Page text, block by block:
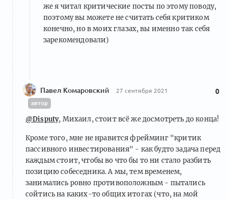
же я читал критические посты по этому поводу,
поэтому вы можете не считать себя критиком
конечно, но в моих глазах, вы именно так себя
зарекомендовали)
Павел Комаровский 27 сентября 2021
автор
0
@Disputy, Михаил, стоит всё же досмотреть до конца!
Кроме того, мне не нравится фрейминг "критик
пассивного инвестирования" - как будто задача перед
каждым стоит, чтобы во что бы то ни стало разбить
позицию собеседника. А мы, тем временем,
занимались ровно противоположным - пытались
сойтись на каких-то общих итогах (что, на мой